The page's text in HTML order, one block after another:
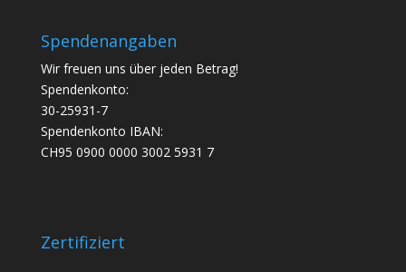
Spendenangaben
Wir freuen uns über jeden Betrag!
Spendenkonto:
30-25931-7
Spendenkonto IBAN:
CH95 0900 0000 3002 5931 7
Zertifiziert